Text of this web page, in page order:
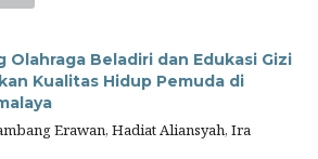
Olahraga Beladiri dan Edukasi Gizi
Kualitas Hidup Pemuda di
Erawan, Hadiat Aliansyah, Ira